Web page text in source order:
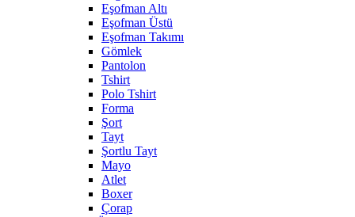
Eşofman Altı
Eşofman Üstü
Eşofman Takımı
Gömlek
Pantolon
Tshirt
Polo Tshirt
Forma
Şort
Tayt
Şortlu Tayt
Mayo
Atlet
Boxer
Çorap